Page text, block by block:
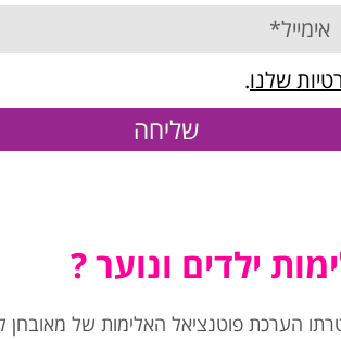
שלנו.
שליחה
ילדים ונוער ?
הערכת פוטנציאל האלימות של מאובחן